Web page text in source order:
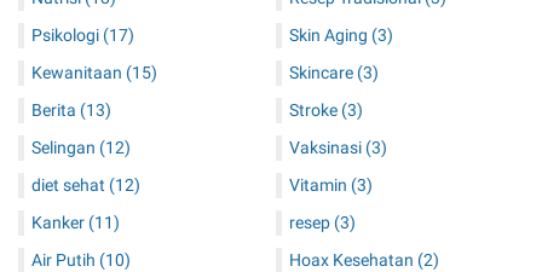
Psikologi (17)
Kewanitaan (15)
Berita (13)
Selingan (12)
diet sehat (12)
Kanker (11)
Air Putih (10)
Skin Aging (3)
Skincare (3)
Stroke (3)
Vaksinasi (3)
Vitamin (3)
resep (3)
Hoax Kesehatan (2)